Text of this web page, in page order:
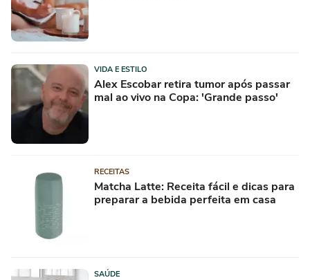
VIDA E ESTILO
Alex Escobar retira tumor após passar
mal ao vivo na Copa: 'Grande passo'
RECEITAS
Matcha Latte: Receita fácil e dicas para
preparar a bebida perfeita em casa
SAÚDE